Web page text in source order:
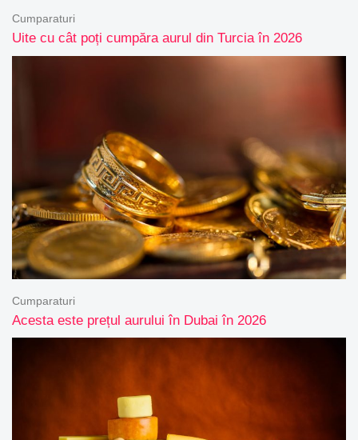
Uite cu cât poți cumpăra aurul din Turcia în 2026
Cumparaturi
Acesta este prețul aurului în Dubai în 2026
Cumparaturi